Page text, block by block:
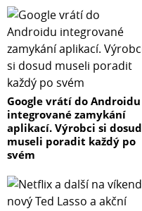
Google vrátí do Androidu
integrované zamykání
aplikací. Výrobci si dosud
museli poradit každý po
svém